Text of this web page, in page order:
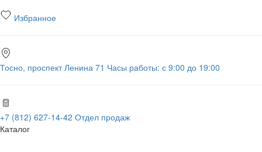
Избранное
Тосно, проспект Ленина 71 Часы работы: с 9:00 до 19:00
+7 (812) 627-14-42 Отдел продаж
Каталог